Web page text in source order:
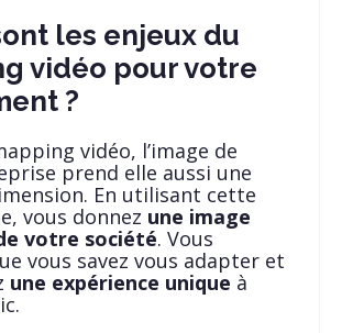
les enjeux du
vidéo pour votre
?
vidéo, l’image de
prend elle aussi une
En utilisant cette
vous donnez une image
votre société. Vous
vous savez vous adapter et
une expérience unique à